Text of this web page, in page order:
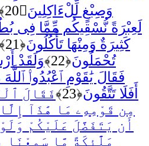
وَصِبْغٍ لِّلْءَاكِلِينَ﴿20﴾
لَعِبْرَةً نُّسْقِيكُم مِّمَّا فِى
كَثِيرَةٌ وَمِنْهَا تَأْكُلُونَ﴿21﴾
تُحْمَلُونَ﴿22﴾
وَلَقَدْ
فَقَالَ يَٰقَوْمِ ٱعْبُدُوا۟
أَفَلَا تَتَّقُونَ﴿23﴾
فَقَالَ
مِن قَوْمِهِۦ مَا هَٰذَآ
أَن يَتَفَضَّلَ عَلَيْكُمْ
مَلَٰٓئِكَةً مَّا سَمِعْنَا